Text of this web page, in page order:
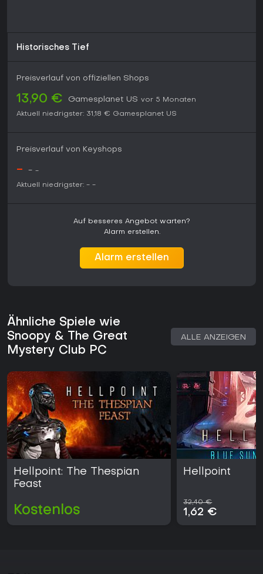
Historisches Tief
Preisverlauf von offiziellen Shops
13,90 € Gamesplanet US vor 5 Monaten
Aktuell niedrigster: 31,18 € Gamesplanet US
Preisverlauf von Keyshops
- - -
Aktuell niedrigster: - -
Auf besseres Angebot warten?
Alarm erstellen.
Alarm erstellen
Ähnliche Spiele wie
Snoopy & The Great
Mystery Club PC
ALLE ANZEIGEN
Hellpoint: The Thespian
Feast
Kostenlos
Hellpoint
32,40 €
1,62 €